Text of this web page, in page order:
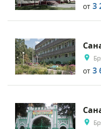
от 3
от 3